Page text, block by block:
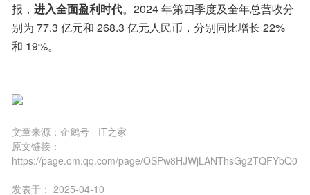
报， 进入全面盈利时代。2024 年第四季度及全年总营收分
别为 77.3 亿元和 268.3 亿元人民币，分别同比增长 22%
和 19%。
文章来源： 企鹅号 - IT之家
原文链接：
https://page.om.qq.com/page/OSPw8HJWjLANThsGg2TQFYbQ0
发表于： 2025-04-10